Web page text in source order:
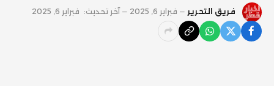
فريق التحرير فبراير 6, 2025 آخر تحديث: فبراير 6, 2025